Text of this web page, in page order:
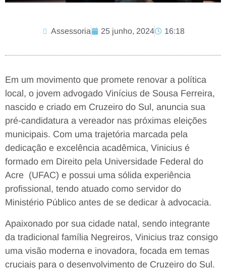
Assessoria 25 junho, 2024 16:18
Em um movimento que promete renovar a política
local, o jovem advogado Vinícius de Sousa Ferreira,
nascido e criado em Cruzeiro do Sul, anuncia sua
pré-candidatura a vereador nas próximas eleições
municipais. Com uma trajetória marcada pela
dedicação e excelência acadêmica, Vinicius é
formado em Direito pela Universidade Federal do
Acre (UFAC) e possui uma sólida experiência
profissional, tendo atuado como servidor do
Ministério Público antes de se dedicar à advocacia.
Apaixonado por sua cidade natal, sendo integrante
da tradicional família Negreiros, Vinicius traz consigo
uma visão moderna e inovadora, focada em temas
cruciais para o desenvolvimento de Cruzeiro do Sul.